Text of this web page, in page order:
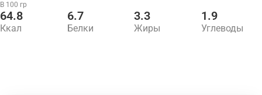
В 100 гр
64.8
Ккал
6.7
Белки
3.3
Жиры
1.9
Углеводы